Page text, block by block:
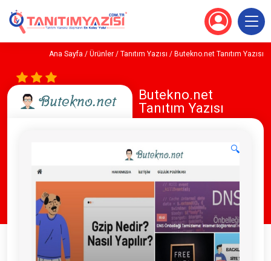
Ana Sayfa / Ürünler / Tanıtım Yazısı / Butekno.net Tanıtım Yazısı
Butekno.net
Tanıtım Yazısı
🔍